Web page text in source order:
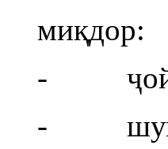
миқдор:
- ҷойи
-